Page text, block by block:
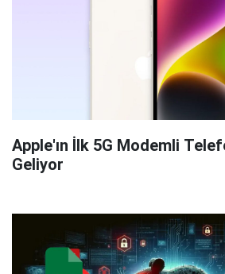
Apple'ın İlk 5G Modemli
Geliyor